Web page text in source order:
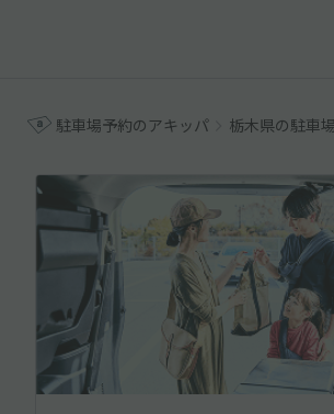
駐車場予約のアキッパ 栃木県の駐車場